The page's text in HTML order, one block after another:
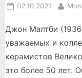
Posted
02.10.2021 By
Мол
Джон Малтби
уважаемых и
керамистов
это более 50 лет.